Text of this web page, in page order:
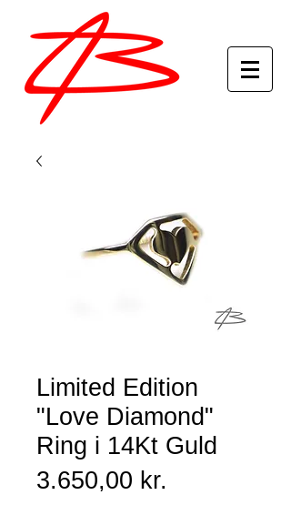
Limited Edition
"Love Diamond"
Ring i 14Kt Guld
3.650,00 kr.